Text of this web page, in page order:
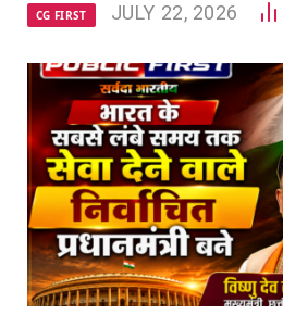
CG FIRST JULY 22, 2026